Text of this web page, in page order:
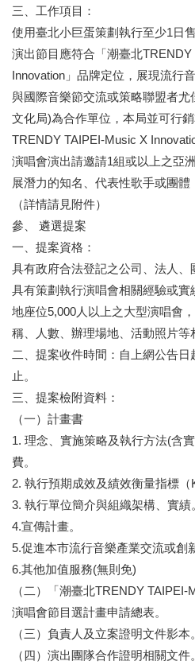
開
資
訊
絡
資
訊
影
音
專
區
回
首
網
站
導
覽
陳
情
統
雙
語
詞
彙
台
通
English
三、工作項目：
使用臺北小巨蛋策劃執行至少1日
演出節目應符合「潮臺北TRENDY
Innovation」品牌定位，展現流行
與國際音樂節交流或策略聯盟者
文化局)為合作單位，本局並可行
TRENDY TAIPEI-Music X
演唱會演出請邀請1組或以上之亞
展潛力的知名、代表性歌手或團
（詳情請⾒附件）
參、 遴選提案
一、提案資格：
具有政府合法登記之公司、法人、
具有策劃執行演唱會相關經驗或
地座位5,000人以上之大型演唱會
稱、人數、辦理場地、活動照片等
二、提案收件時間：自上網公告
止。
三、提案檢附資料：
（一）計畫書
1. 理念、實施策略及執行方法(含
費。
2. 執行預期成效及績效衡量指標（
3. 執行單位簡介與組織架構、實績
4.宣傳計畫。
5.促進本市流行音樂產業交流或創
6.其他加值服務(無則免)
（二）「潮臺北TRENDY
演唱會節目選計畫申請總表。
（三）負責人及立案證明文件影本。
（四）演出團隊合作證明相關文件。